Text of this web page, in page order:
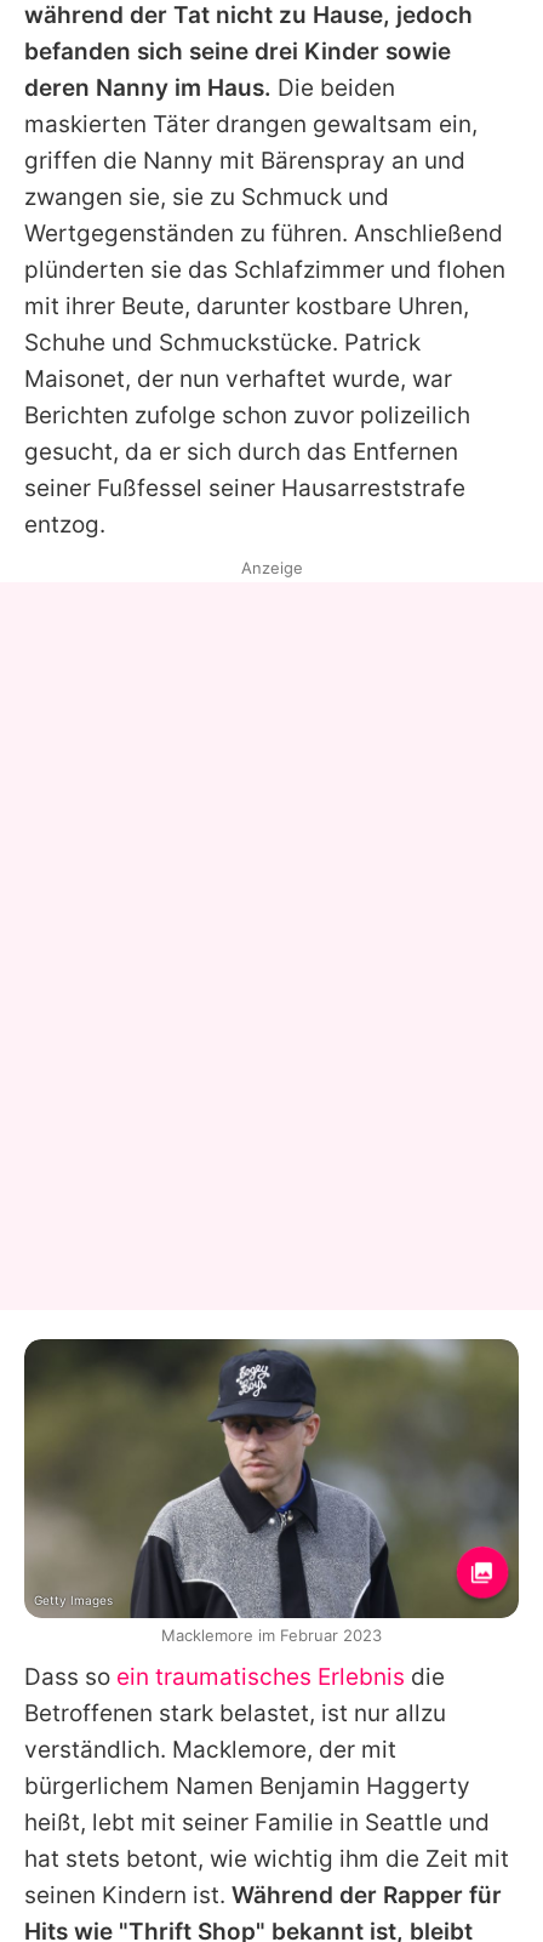
während der Tat nicht zu Hause, jedoch
befanden sich seine drei Kinder sowie
deren Nanny im Haus. Die beiden
maskierten Täter drangen gewaltsam ein,
griffen die Nanny mit Bärenspray an und
zwangen sie, sie zu Schmuck und
Wertgegenständen zu führen. Anschließend
plünderten sie das Schlafzimmer und flohen
mit ihrer Beute, darunter kostbare Uhren,
Schuhe und Schmuckstücke. Patrick
Maisonet, der nun verhaftet wurde, war
Berichten zufolge schon zuvor polizeilich
gesucht, da er sich durch das Entfernen
seiner Fußfessel seiner Hausarreststrafe
entzog.
Dass so ein traumatisches Erlebnis die
Betroffenen stark belastet, ist nur allzu
verständlich. Macklemore, der mit
bürgerlichem Namen Benjamin Haggerty
heißt, lebt mit seiner Familie in Seattle und
hat stets betont, wie wichtig ihm die Zeit mit
seinen Kindern ist. Während der Rapper für
Hits wie "Thrift Shop" bekannt ist, bleibt
Anzeige
Getty Images
Macklemore im Februar 2023